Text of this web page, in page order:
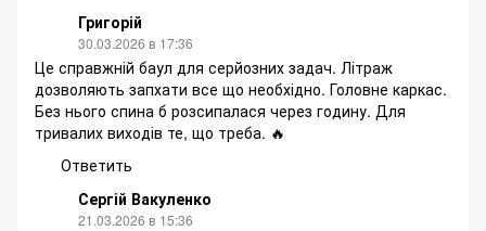
Григорій
30.03.2026 в 17:36
Це справжній баул для серйозних задач. Літраж
дозволяють запхати все що необхідно. Головне каркас.
Без нього спина б розсипалася через годину. Для
тривалих виходів те, що треба. 🔥
Ответить
Сергій Вакуленко
21.03.2026 в 15:36